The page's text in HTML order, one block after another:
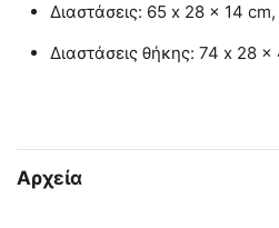
Διαστάσεις: 65 x 28 x 14 cm,
Διαστάσεις θήκης: 74 x 28 x
Αρχεία